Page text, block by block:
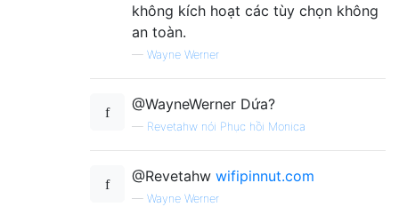
không kích hoạt các tùy chọn không
an toàn.
— Wayne Werner
@WayneWerner Dứa?
— Revetahw nói Phục hồi Monica
@Revetahw wifipinnut.com
— Wayne Werner